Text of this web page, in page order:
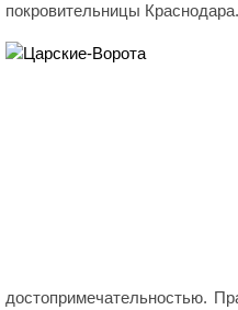
покровительницы Краснодара.
достопримечательностью.